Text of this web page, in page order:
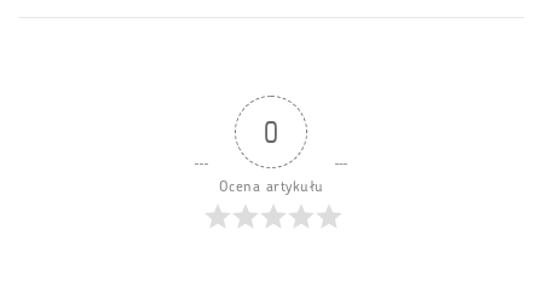
0
Ocena artykułu